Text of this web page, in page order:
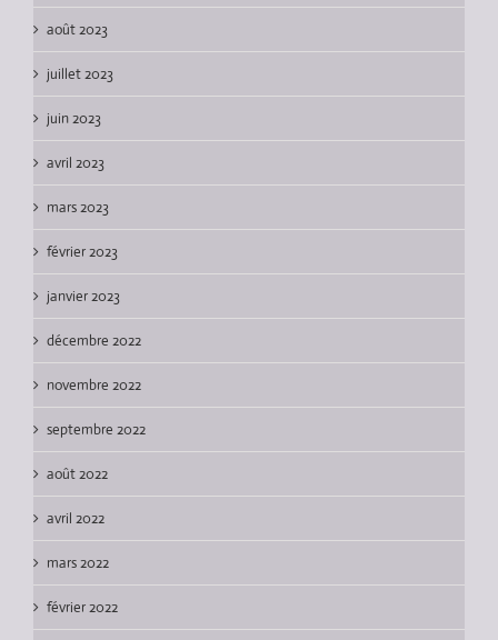
août 2023
juillet 2023
juin 2023
avril 2023
mars 2023
février 2023
janvier 2023
décembre 2022
novembre 2022
septembre 2022
août 2022
avril 2022
mars 2022
février 2022